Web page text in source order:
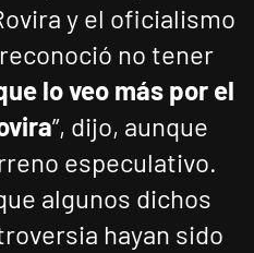
y el oficialismo
reconoció no tener
lo veo más por el
”, dijo, aunque
especulativo.
algunos dichos
hayan sido